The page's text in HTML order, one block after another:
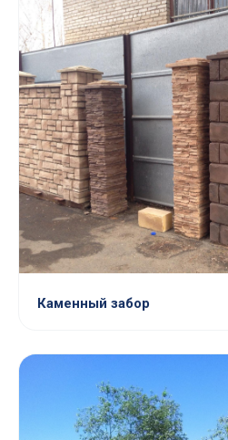
Каменный забор